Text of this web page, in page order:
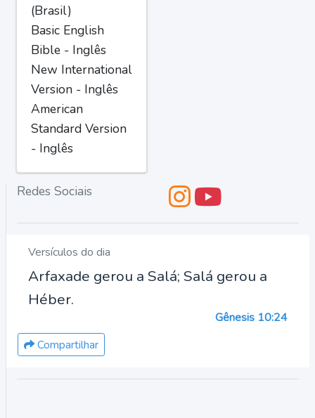
(Brasil)
Basic English
Bible - Inglês
New International
Version - Inglês
American
Standard Version
- Inglês
Redes Sociais
Versículos do dia
Arfaxade gerou a Salá; Salá gerou a
Héber.
Gênesis 10:24
Compartilhar